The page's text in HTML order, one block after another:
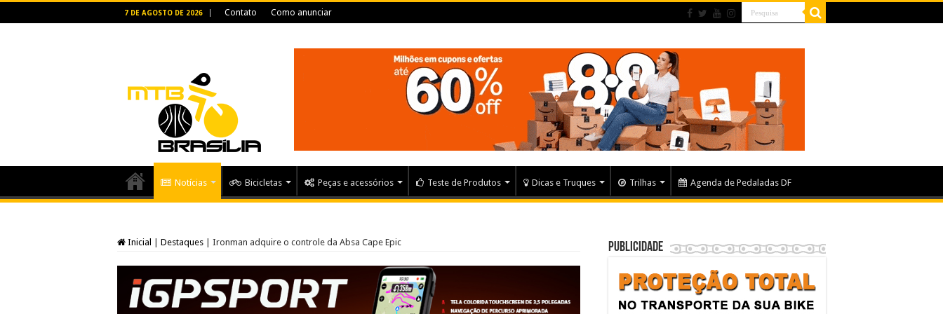
7 DE AGOSTO DE 2026 Contato Como anunciar
Notícias Bicicletas Peças e acessórios Teste de Produtos Dicas e Truques Trilhas Agenda de Pedaladas DF
Inicial Destaques Ironman adquire o controle da Absa Cape Epic Publicidade